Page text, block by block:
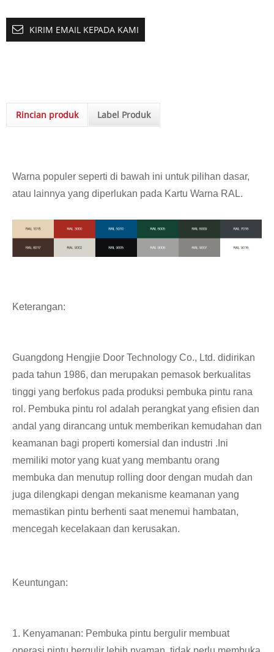
KIRIM EMAIL KEPADA KAMI
Rincian produk Label Produk
Warna populer seperti di bawah ini untuk pilihan dasar,
atau lainnya yang diperlukan pada Kartu Warna RAL.
Keterangan:
Guangdong Hengjie Door Technology Co., Ltd. didirikan
pada tahun 1986, dan merupakan pemasok berkualitas
tinggi yang berfokus pada produksi pembuka pintu rana
rol. Pembuka pintu rol adalah perangkat yang efisien dan
andal yang dirancang untuk memberikan kemudahan dan
keamanan bagi properti komersial dan industri .Ini
memiliki motor yang kuat yang membantu orang
membuka dan menutup rolling door dengan mudah dan
juga dilengkapi dengan mekanisme keamanan yang
memastikan pintu berhenti saat menemui hambatan,
mencegah kecelakaan dan kerusakan.
Keuntungan:
1. Kenyamanan: Pembuka pintu bergulir membuat